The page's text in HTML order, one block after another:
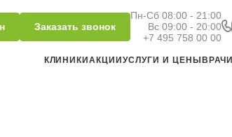
Заказать звонок
Пн-Сб 08:00 - 21:00
Вс 09:00 - 20:00
+7 495 758 00 00
КЛИНИКИАКЦИИУСЛУГИ И ЦЕНЫ ВРАЧИ